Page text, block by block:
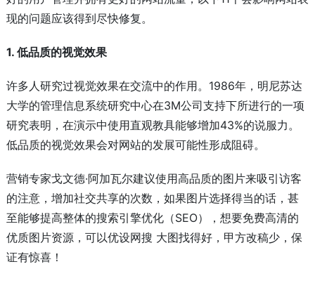
现的问题应该得到尽快修复。
1. 低品质的视觉效果
许多人研究过视觉效果在交流中的作用。1986年，明尼苏达
大学的管理信息系统研究中心在3M公司支持下所进行的一项
研究表明，在演示中使用直观教具能够增加43%的说服力。
低品质的视觉效果会对网站的发展可能性形成阻碍。
营销专家戈文德·阿加瓦尔建议使用高品质的图片来吸引访客
的注意，增加社交共享的次数，如果图片选择得当的话，甚
至能够提高整体的搜索引擎优化（SEO），想要免费高清的
优质图片资源，可以优设网搜 大图找得好，甲方改稿少，保
证有惊喜！